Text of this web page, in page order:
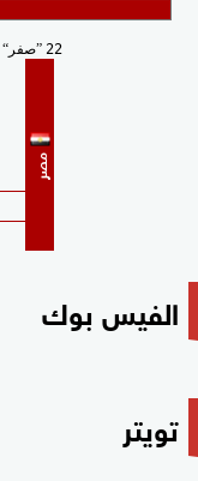
22 صفر
مصر
الفيس بوك
تويتر